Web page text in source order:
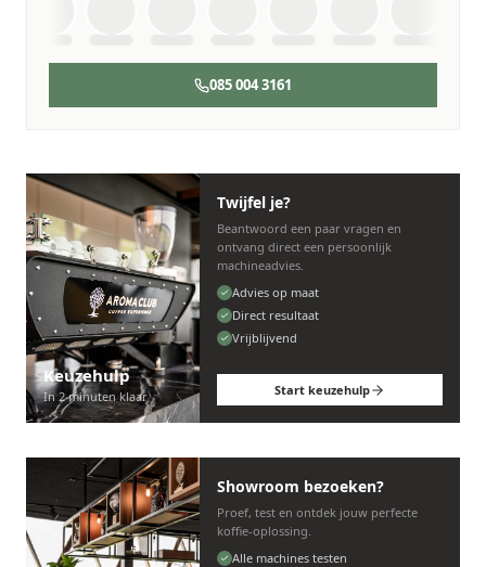
085 004 3161
Keuzehulp
In 2 minuten klaar
Twijfel je?
Beantwoord een paar vragen en
ontvang direct een persoonlijk
machineadvies.
Advies op maat
Direct resultaat
Vrijblijvend
Start keuzehulp
Showroom bezoeken?
Proef, test en ontdek jouw perfecte
koffie-oplossing.
Alle machines testen